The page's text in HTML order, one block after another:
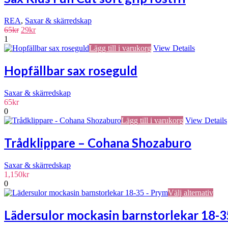
REA, Saxar & skärredskap
65kr Det
priset
65kr.
29krDet
priset
29kr.
1
Lägg till i varukorg View Details
Hopfällbar sax roseguld
Saxar & skärredskap
65kr
0
Lägg till i varukorg View Details
Trådklippare – Cohana Shozaburo
Saxar & skärredskap
1,150kr
0
Välj alternativDen
har
Lädersulor mockasin barnstorlekar 18-